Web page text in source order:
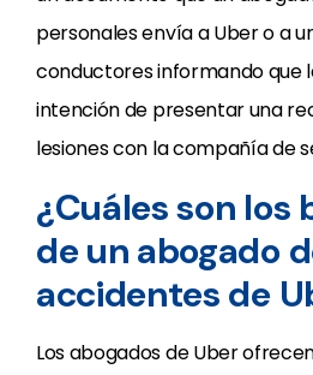
personales envía a Uber o a
conductores informando que
intención de presentar una
lesiones con la compañía de
¿Cuáles son los
de un abogado
accidentes de
Los abogados de Uber